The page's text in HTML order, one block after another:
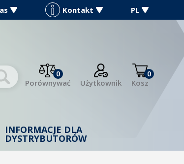
Kontakt PL
0
Porównywać
Użytkownik
0
Kosz
INFORMACJE DLA
DYSTRYBUTORÓW